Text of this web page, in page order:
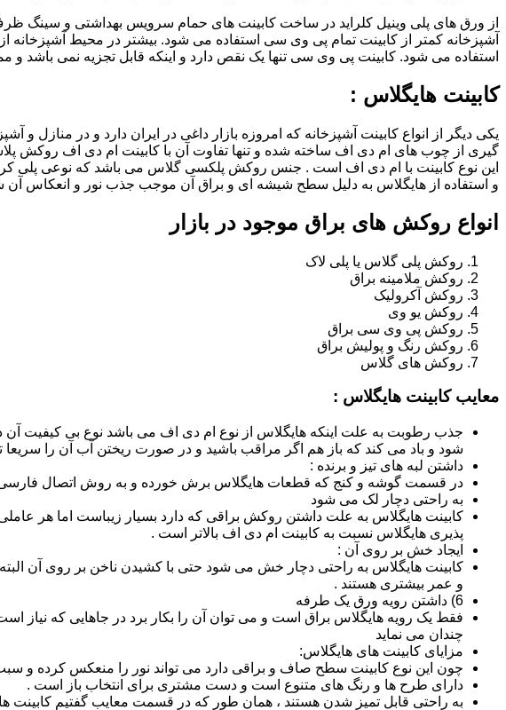
از ورق های پلی وینیل کلراید در ساخت کابینت های حمام سرویس بهداشتی و سینگ
آشپزخانه کمتر از کابینت تمام پی وی سی استفاده می شود. بیشتر در محیط
استفاده می شود. کابینت پی وی سی تنها یک نقص دارد و اینکه قابل تجزیه نمی
کابینت هایگلاس :
یکی دیگر از انواع کابینت آشپزخانه که امروزه بازار داغی در ایران دارد و در منازل
گیری از چوب های ام دی اف ساخته شده و تنها تفاوت آن با کابینت ام دی اف روکش
این نوع کابینت با ام دی اف است . جنس روکش پلکسی گلاس می باشد که نوعی پلی
و استفاده از هایگلاس به دلیل سطح شیشه ای و براق آن موجب جذب نور و انعکاس آن
انواع روکش های براق موجود در بازار
روکش پلی گلاس یا پلی لاک
روکش ملامینه براق
روکش آکرولیک
روکش یو وی
روکش پی وی سی براق
روکش رنگ و پولیش براق
روکش های گلاس
معایب کابینت هایگلاس :
جذب رطوبت به علت اینکه هایگلاس از نوع ام دی اف می باشد نوع بی کیفیت
شود و باد می کند که باز هم اگر مراقب باشید و در صورت ریختن آب آن را سریعا
داشتن لبه های تیز و برنده :
در قسمت گوشه و کنج که قطعات هایگلاس برش خورده و به روش اتصال فارسی
به راحتی دچار لک می شود
کابینت هایگلاس به علت داشتن روکش براقی که دارد بسیار زیباست اما هر
پذیری هایگلاس نسبت به کابینت ام دی اف بالاتر است .
ایجاد خش بر روی آن :
کابینت هایگلاس به راحتی دچار خش می شود حتی با کشیدن ناخن بر روی آن
و عمر بیشتری هستند .
6) داشتن رویه ورق یک طرفه
فقط یک رویه هایگلاس براق است و می توان آن را بکار برد در جاهایی که نیاز
چندان می نماید
مزایای کابینت های هایگلاس:
چون این نوع کابینت سطح صاف و براقی دارد می تواند نور را منعکس کرده و
دارای طرح ها و رنگ های متنوع است و دست مشتری برای انتخاب باز است .
به راحتی قابل تمیز شدن هستند ، همان طور که در قسمت معایب گفتیم کابینت